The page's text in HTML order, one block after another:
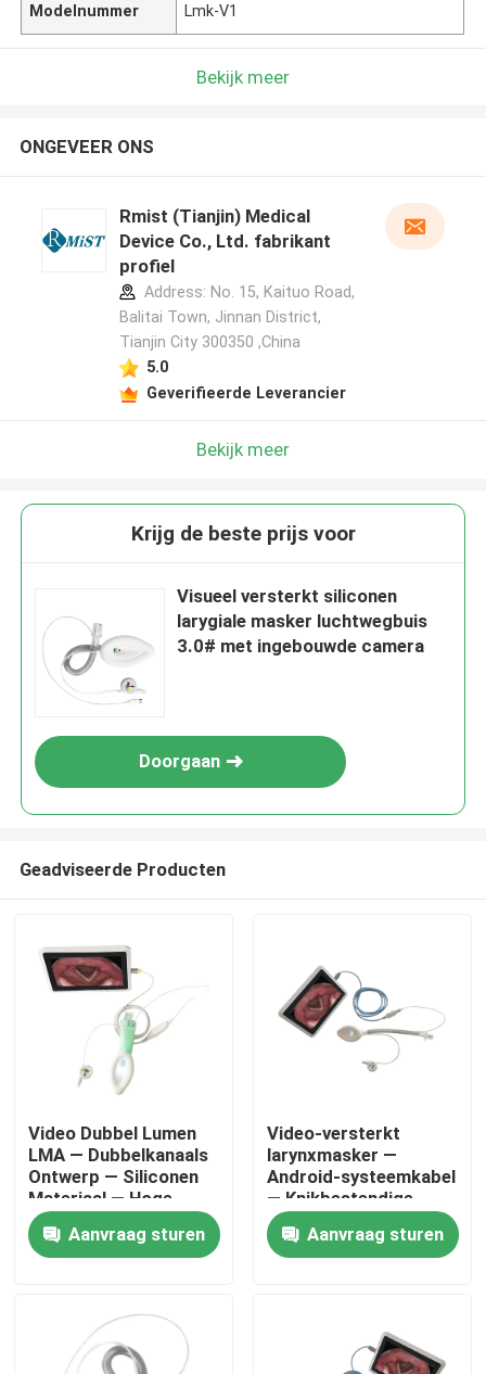
Thuis
VR-show
Modelnummer Lmk-V1
Bekijk meer
ONGEVEER ONS
Rmist (Tianjin) Medical
Device Co., Ltd. fabrikant
profiel
Address: No. 15, Kaituo Road,
Balitai Town, Jinnan District,
Tianjin City 300350 ,China
5.0
Geverifieerde Leverancier
Bekijk meer
Krijg de beste prijs voor
Visueel versterkt siliconen
larygiale masker luchtwegbuis
3.0# met ingebouwde camera
Doorgaan
Geadviseerde Producten
Video Dubbel Lumen
LMA — Dubbelkanaals
Ontwerp — Siliconen
Materiaal — Hoge
Afsluiting — ISO
Aanvraag sturen
Video-versterkt
larynxmasker —
Android-systeemkabel
— Knikbestendige
slang-HD-camera-ISO
Aanvraag sturen